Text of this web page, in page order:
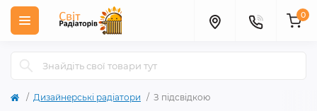
0
Дизайнерські радіатори З підсвідкою